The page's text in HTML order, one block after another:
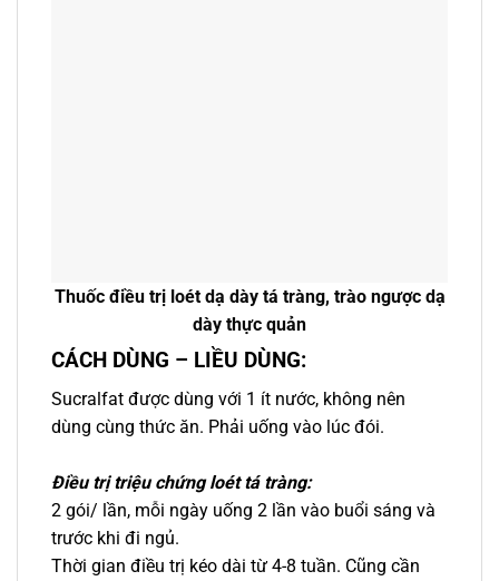
Thuốc điều trị loét dạ dày tá tràng, trào ngược dạ
dày thực quản
CÁCH DÙNG – LIỀU DÙNG:
Sucralfat được dùng với 1 ít nước, không nên
dùng cùng thức ăn. Phải uống vào lúc đói.
Điều trị triệu chứng loét tá tràng:
2 gói/ lần, mỗi ngày uống 2 lần vào buổi sáng và
trước khi đi ngủ.
Thời gian điều trị kéo dài từ 4-8 tuần. Cũng cần